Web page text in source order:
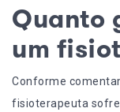
Quanto
um
Conforme
fisioterapeuta